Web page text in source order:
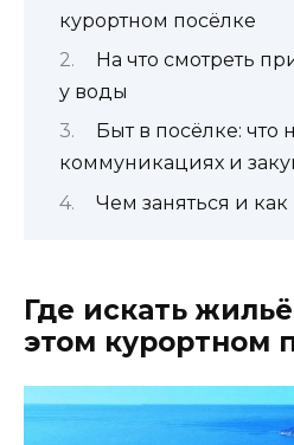
курортном посёлке
На что смотреть
у воды
Быт в посёлке: что
коммуникациях и
Чем заняться и
Где искать
этом курортном